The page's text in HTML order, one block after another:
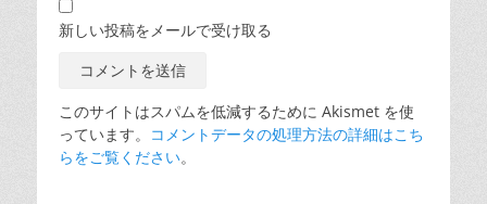
新しい投稿をメールで受け取る
このサイトはスパムを低減するために Akismet を使
っています。 コメントデータの処理方法の詳細はこち
らをご覧ください。